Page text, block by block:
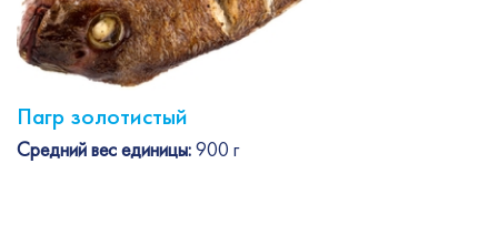
Пагр золотистый
Средний вес единицы:900 г